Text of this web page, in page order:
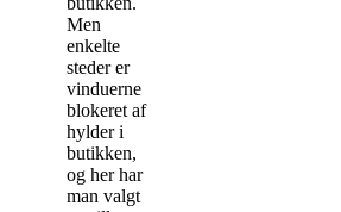
Men
enkelte
steder er
vinduerne
blokeret af
hylder i
butikken,
og her har
man valgt